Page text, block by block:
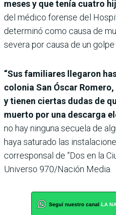
meses y que tenía cuatro
del médico forense del
determinó como causa de
severa por causa de un
“Sus familiares llegaron
colonia San Óscar
y tienen ciertas dudas de
muerto por una descarga
no hay ninguna secuela de
haya saturado las
corresponsal de “Dos en la
Universo 970/Nación Media.